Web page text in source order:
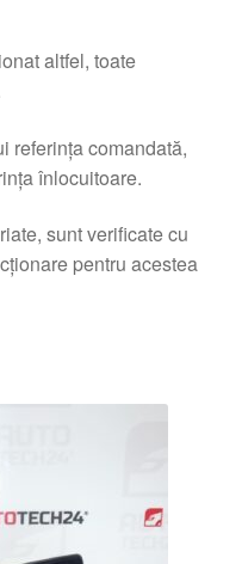
altfel, toate
referința comandată,
înlocuitoare.
sunt verificate cu
pentru acestea